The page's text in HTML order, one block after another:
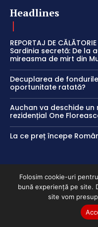
Headlines
REPORTAJ DE
Sardinia secretă: De la
mireasma de mirt din
Decuplarea de
oportunitate ratată?
Auchan va deschide
rezidențial One
La ce preț începe
Politici
Folosim cookie-uri
bună experiență pe site.
site vom